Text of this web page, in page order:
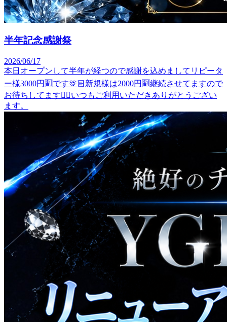
半年記念感謝祭
2026/06/17
本日オープンして半年が経つので感謝を込めましてリピータ
ー様3000円🈹です🫶🏻新規様は2000円🈹継続させてますので
お待ちしてます✌🏻いつもご利用いただきありがとうござい
ます。